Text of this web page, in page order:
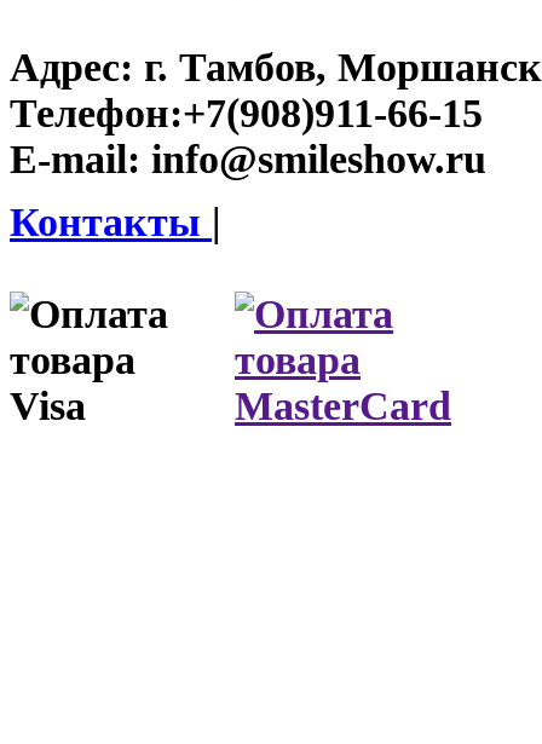
Адрес: г. Тамбов,
Телефон:+7(908)911-66-15
E-mail: info@smileshow.ru
Контакты |